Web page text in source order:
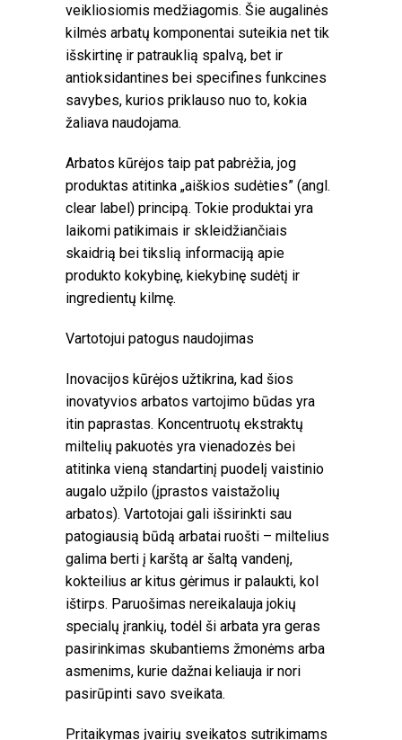
veikliosiomis medžiagomis. Šie augalinės
kilmės arbatų komponentai suteikia net tik
išskirtinę ir patrauklią spalvą, bet ir
antioksidantines bei specifines funkcines
savybes, kurios priklauso nuo to, kokia
žaliava naudojama.
Arbatos kūrėjos taip pat pabrėžia, jog
produktas atitinka „aiškios sudėties” (angl.
clear label) principą. Tokie produktai yra
laikomi patikimais ir skleidžiančiais
skaidrią bei tikslią informaciją apie
produkto kokybinę, kiekybinę sudėtį ir
ingredientų kilmę.
Vartotojui patogus naudojimas
Inovacijos kūrėjos užtikrina, kad šios
inovatyvios arbatos vartojimo būdas yra
itin paprastas. Koncentruotų ekstraktų
miltelių pakuotės yra vienadozės bei
atitinka vieną standartinį puodelį vaistinio
augalo užpilo (įprastos vaistažolių
arbatos). Vartotojai gali išsirinkti sau
patogiausią būdą arbatai ruošti – miltelius
galima berti į karštą ar šaltą vandenį,
kokteilius ar kitus gėrimus ir palaukti, kol
ištirps. Paruošimas nereikalauja jokių
specialų įrankių, todėl ši arbata yra geras
pasirinkimas skubantiems žmonėms arba
asmenims, kurie dažnai keliauja ir nori
pasirūpinti savo sveikata.
Pritaikymas įvairių sveikatos sutrikimams